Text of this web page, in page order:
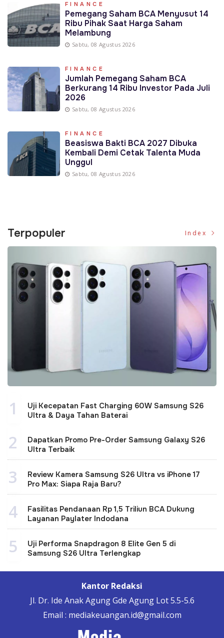
FINANCE
Pemegang Saham BCA Menyusut 14
Ribu Pihak Saat Harga Saham
Melambung
Sabtu, 08 Agustus 2026
FINANCE
Jumlah Pemegang Saham BCA
Berkurang 14 Ribu Investor Pada Juli
2026
Sabtu, 08 Agustus 2026
FINANCE
Beasiswa Bakti BCA 2027 Dibuka
Kembali Demi Cetak Talenta Muda
Unggul
Sabtu, 08 Agustus 2026
Terpopuler Index
1
Uji Kecepatan Fast Charging 60W Samsung S26
Ultra & Daya Tahan Baterai
2
Dapatkan Promo Pre-Order Samsung Galaxy S26
Ultra Terbaik
3
Review Kamera Samsung S26 Ultra vs iPhone 17
Pro Max: Siapa Raja Baru?
4
Fasilitas Pendanaan Rp 1,5 Triliun BCA Dukung
Layanan Paylater Indodana
5
Uji Performa Snapdragon 8 Elite Gen 5 di
Samsung S26 Ultra Terlengkap
Kantor Redaksi
Jl. Dr. Ide Anak Agung Gde Agung Lot 5.5-5.6
Email : mediakeuangan.id@gmail.com